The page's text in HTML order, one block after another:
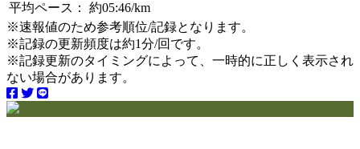
平均ペース：
約05:46/km
※速報値のため参考順位/記録となります。
※記録の更新頻度は約1分/回です。
※記録更新のタイミングによって、一時的に正しく表示され
ない場合があります。